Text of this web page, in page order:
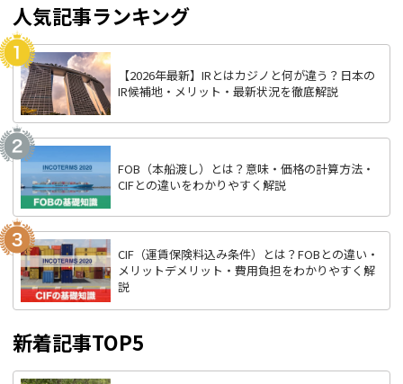
人気記事ランキング
【2026年最新】IRとはカジノと何が違う？日本の
IR候補地・メリット・最新状況を徹底解説
FOB（本船渡し）とは？意味・価格の計算方法・
CIFとの違いをわかりやすく解説
CIF（運賃保険料込み条件）とは？FOBとの違い・
メリットデメリット・費用負担をわかりやすく解
説
新着記事TOP5